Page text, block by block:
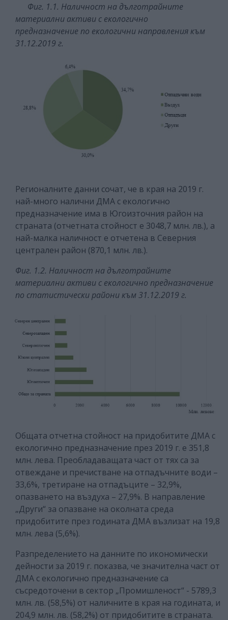
Фиг. 1.1. Наличност на дълготрайните
материални активи с екологично
предназначение по екологични направления към
31.12.2019 г.
Регионалните данни сочат, че в края на 2019 г.
най-много налични ДМА с екологично
предназначение има в Югоизточния район на
страната (отчетната стойност е 3048,7 млн. лв.), а
най-малка наличност е отчетена в Северния
централен район (870,1 млн. лв.).
Фиг. 1.2. Наличност на дълготрайните
материални активи с екологично предназначение
по статистически райони към 31.12.2019 г.
Общата отчетна стойност на придобитите ДМА с
екологично предназначение през 2019 г. е 351,8
млн. лева. Преобладаващата част от тях са за
отвеждане и пречистване на отпадъчните води –
33,6%, третиране на отпадъците – 32,9%,
опазването на въздуха – 27,9%. В направление
„Други“ за опазване на околната среда
придобитите през годината ДМА възлизат на 19,8
млн. лева (5,6%).
Разпределението на данните по икономически
дейности за 2019 г. показва, че значителна част от
ДМА с екологично предназначение са
съсредоточени в сектор „Промишленост“ - 5789,3
млн. лв. (58,5%) от наличните в края на годината, и
204,9 млн. лв. (58,2%) от придобитите в страната.